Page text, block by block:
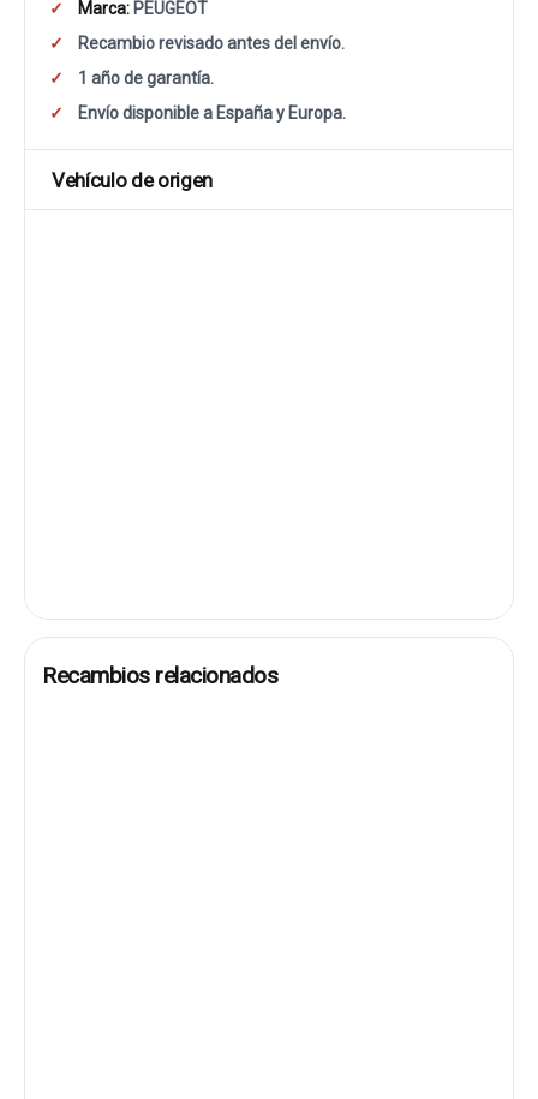
Marca: PEUGEOT
Recambio revisado antes del envío.
1 año de garantía.
Envío disponible a España y Europa.
Vehículo de origen
Recambios relacionados